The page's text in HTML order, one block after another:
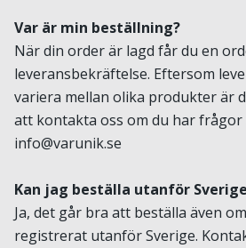
Var är min beställning?
När din order är lagd får du en
leveransbekräftelse. Eftersom
variera mellan olika produkter är
att kontakta oss om du har frågor
info@varunik.se
Kan jag beställa utanför
Ja, det går bra att beställa även
registrerat utanför Sverige.